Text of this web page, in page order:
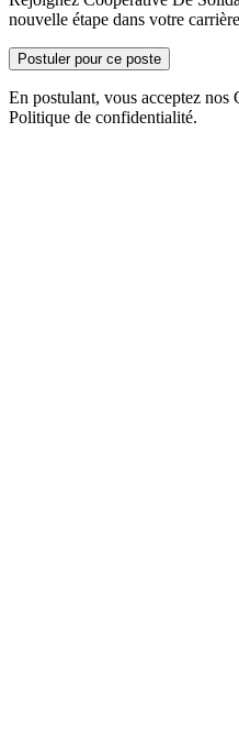
nouvelle étape dans votre
Postuler pour ce poste
En postulant, vous acceptez
Politique de confidentialité.